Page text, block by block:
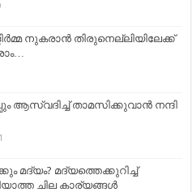
നുകരാന്‍ തിരുനെല്ലിയിലേക്ക്
ആസ്വദിച്ച് താമസിക്കുവാൻ നന്ദി
മദ്യം? മദ്യത്തെക്കുറിച്ച്
ചില കാര്യങ്ങൾ